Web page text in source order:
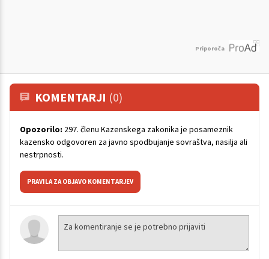
Priporoča
KOMENTARJI (0)
Opozorilo: 297. členu Kazenskega zakonika je posameznik
kazensko odgovoren za javno spodbujanje sovraštva, nasilja ali
nestrpnosti.
PRAVILA ZA OBJAVO KOMENTARJEV